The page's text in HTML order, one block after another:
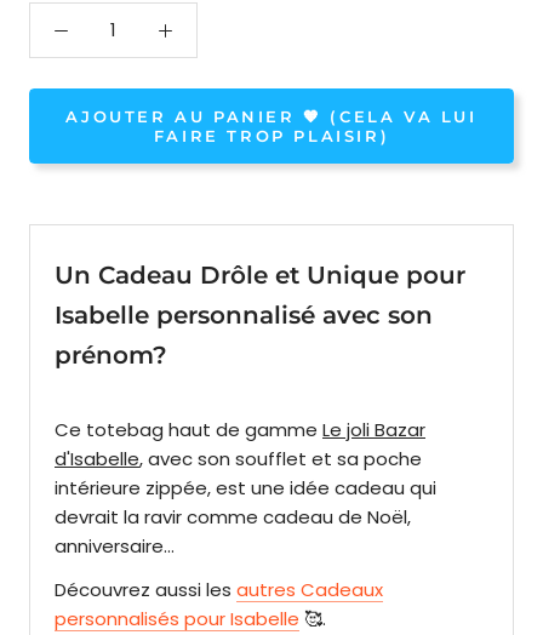
AJOUTER AU PANIER 🧡 (CELA VA LUI
FAIRE TROP PLAISIR)
Un Cadeau Drôle et Unique pour
Isabelle personnalisé avec son
prénom?
Ce totebag haut de gamme Le joli Bazar
d'Isabelle, avec son soufflet et sa poche
intérieure zippée, est une idée cadeau qui
devrait la ravir comme cadeau de Noël,
anniversaire...
Découvrez aussi les autres Cadeaux
personnalisés pour Isabelle 🥰.